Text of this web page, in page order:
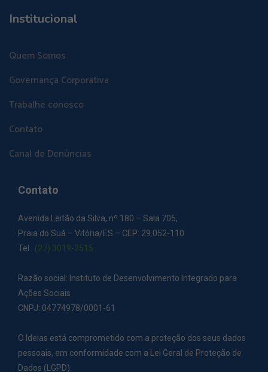
Institucional
Quem Somos
Governança Corporativa
Trabalhe conosco
Contato
Canal de Denúncias
Contato
Avenida Leitão da Silva, nº 180 – Sala 705,
Praia do Suá – Vitória/ES – CEP: 29.052-110
Tel.: (27) 3019-2515
Razão social: Instituto de Desenvolvimento Integrado para
Ações Sociais
CNPJ: 04774978/0001-61
O Ideias está comprometido com a proteção dos seus dados
pessoais, em conformidade com a Lei Geral de Proteção de
Dados (LGPD).